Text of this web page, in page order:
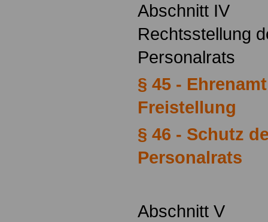
Abschnitt IV
Rechtsstellung
Personalrats
§ 45 -
Freistellung
§ 46 - Schutz
Personalrats
Abschnitt V